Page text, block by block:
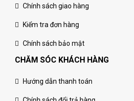
Chính sách giao hàng
Kiểm tra đơn hàng
Chính sách bảo mật
CHĂM SÓC KHÁCH HÀNG
Hướng dẫn thanh toán